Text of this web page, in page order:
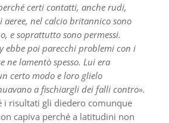
certi contatti, anche rudi,
aeree, nel calcio britannico sono
e soprattutto sono permessi.
ebbe poi parecchi problemi con i
ne lamentò spesso. Lui era
certo modo e loro glielo
a fischiargli dei falli contro».
i risultati gli diedero comunque
capiva perché a latitudini non